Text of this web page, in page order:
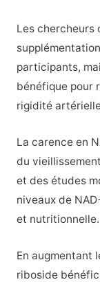
Les chercheurs
participants,
bénéfique pour
rigidité
La carence en
du
et des études
niveaux de
et nutritionnelle.
En augmentant
riboside